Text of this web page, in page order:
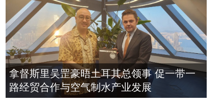
拿督斯里吴罡豪晤土耳其总领事 促一带一
路经贸合作与空气制水产业发展